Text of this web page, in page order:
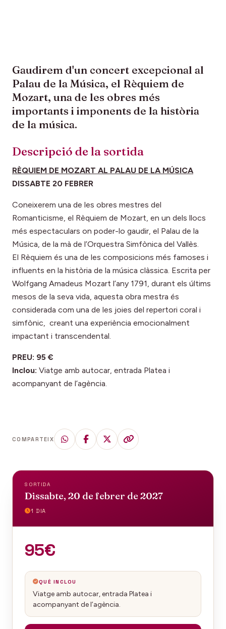
Gaudirem d'un concert excepcional al
Palau de la Música, el Rèquiem de
Mozart, una de les obres més
importants i imponents de la història
de la música.
Descripció de la sortida
RÈQUIEM DE MOZART AL PALAU DE LA MÚSICA
DISSABTE 20 FEBRER
Coneixerem una de les obres mestres del
Romanticisme, el Rèquiem de Mozart, en un dels llocs
més espectaculars on poder-lo gaudir, el Palau de la
Música, de la mà de l’Orquestra Simfònica del Vallès.
El Rèquiem és una de les composicions més famoses i
influents en la història de la música clàssica. Escrita per
Wolfgang Amadeus Mozart l’any 1791, durant els últims
mesos de la seva vida, aquesta obra mestra és
considerada com una de les joies del repertori coral i
simfònic, creant una experiència emocionalment
impactant i transcendental.
PREU: 95 €
Inclou: Viatge amb autocar, entrada Platea i
acompanyant de l’agència.
COMPARTEIX
SORTIDA
Dissabte, 20 de febrer de 2027
1 DIA
95€
QUÈ INCLOU
Viatge amb autocar, entrada Platea i
acompanyant de l’agència.